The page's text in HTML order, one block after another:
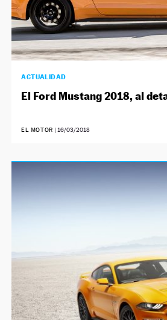
ACTUALIDAD
El Ford Mustang 2018, al
EL MOTOR | 16/03/2018